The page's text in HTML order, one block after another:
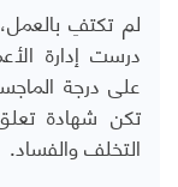
لم تكتفِ
درست إدارة
على درجة
تكن شهادة
التخلف والفساد.